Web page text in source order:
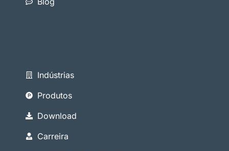
Indústrias
Produtos
Download
Carreira